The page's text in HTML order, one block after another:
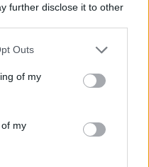
further disclose it to other
Outs
of my
my